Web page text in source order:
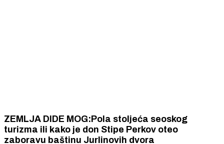
ZEMLJA DIDE MOG:Pola stoljeća seoskog
turizma ili kako je don Stipe Perkov oteo
zaboravu baštinu Jurlinovih dvora